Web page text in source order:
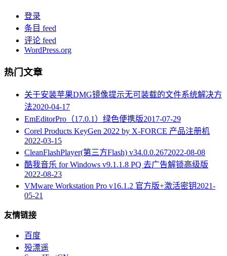
登录
条目 feed
评论 feed
WordPress.org
热门文章
关于安装苹果DMG镜像提示无可装载的文件系统解决方
法2020-04-17
EmEditorPro（17.0.1）绿色便携版2017-07-29
Corel Products KeyGen 2022 by X-FORCE 产品注册机
2022-03-15
CleanFlashPlayer(第三方Flash) v34.0.0.2672022-08-08
酷我音乐 for Windows v9.1.1.8 PQ 去广告解锁高级版
2022-08-23
VMware Workstation Pro v16.1.2 官方版+激活密钥2021-
05-21
友情链接
百度
殁漂遥